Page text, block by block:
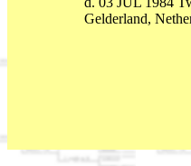
Gelderland,